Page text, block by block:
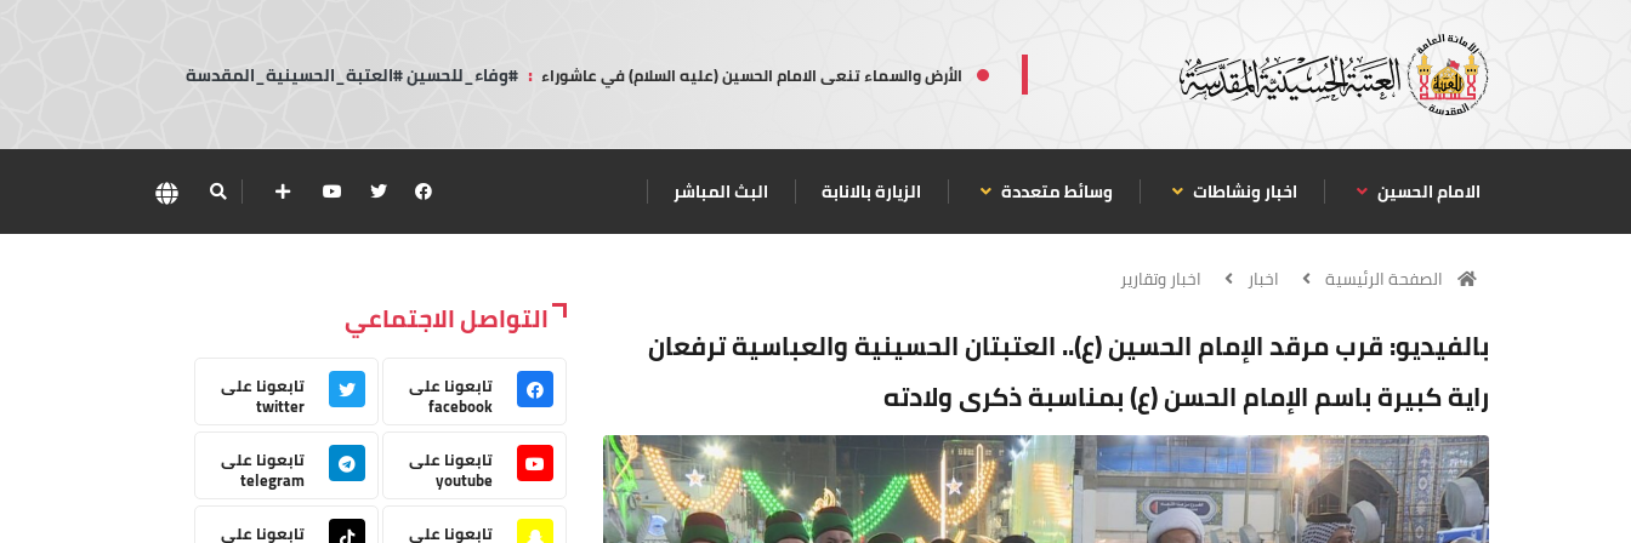
الأرض والسماء تنعى الامام الحسين (عليه السلام) في عاشوراء : #وفاء_للحسين #العتبة_الحسينية_المقدسة
الامام الحسين اخبار ونشاطات وسائط متعددة الزيارة بالانابة البث المباشر
الصفحة الرئيسية اخبار اخبار وتقارير
بالفيديو: قرب مرقد الإمام الحسين (ع).. العتبتان الحسينية والعباسية ترفعان
راية كبيرة باسم الإمام الحسن (ع) بمناسبة ذكرى ولادته
التواصل الاجتماعي
تابعونا على
facebook
تابعونا على
twitter
تابعونا على
youtube
تابعونا على
telegram
تابعونا على
تابعونا على